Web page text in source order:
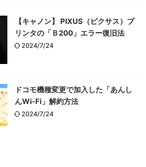
【キャノン】 PIXUS（ピクサス）プ
リンタの「Ｂ200」エラー復旧法
2024/7/24
ドコモ機種変更で加入した「あんし
んWi-Fi」解約方法
2024/7/24